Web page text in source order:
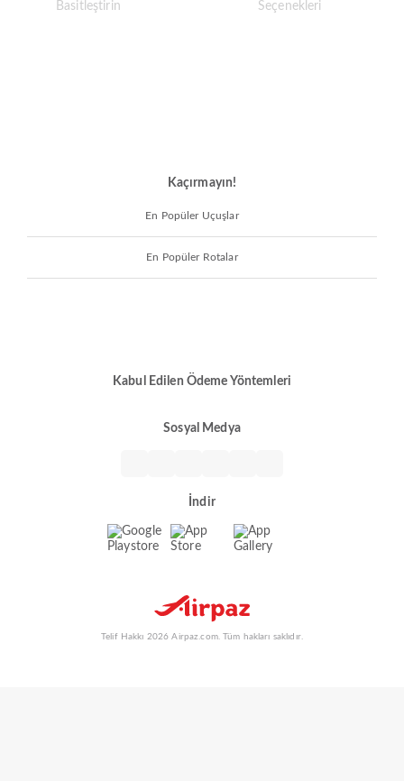
Kaçırmayın!
En Popüler Uçuşlar
En Popüler Rotalar
Kabul Edilen Ödeme Yöntemleri
Sosyal Medya
İndir
Telif Hakkı 2026 Airpaz.com. Tüm hakları saklıdır.